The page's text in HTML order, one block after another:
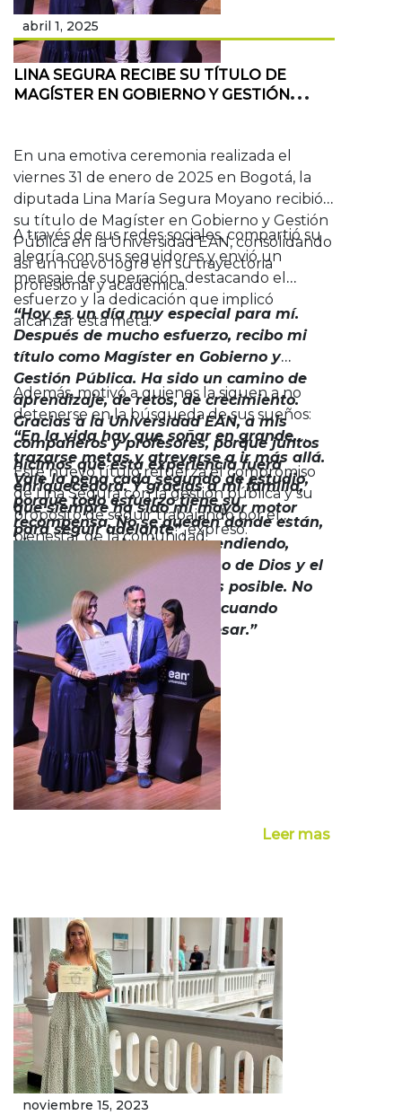
abril 1, 2025
LINA SEGURA RECIBE SU TÍTULO DE
MAGÍSTER EN GOBIERNO Y GESTIÓN
En una emotiva ceremonia realizada el
viernes 31 de enero de 2025 en Bogotá, la
diputada Lina María Segura Moyano recibió
su título de Magíster en Gobierno y Gestión
Pública en la Universidad EAN, consolidando
así un nuevo logro en su trayectoria
profesional y académica.
A través de sus redes sociales, compartió su
alegría con sus seguidores y envió un
mensaje de superación, destacando el
esfuerzo y la dedicación que implicó
alcanzar esta meta.
“Hoy es un día muy especial para mí.
Después de mucho esfuerzo, recibo mi
título como Magíster en Gobierno y
Gestión Pública. Ha sido un camino de
aprendizaje, de retos, de crecimiento.
Gracias a la Universidad EAN, a mis
compañeros y profesores, porque juntos
hicimos que esta experiencia fuera
enriquecedora. Y gracias a mi familia,
que siempre ha sido mi mayor motor
para seguir adelante”, expresó.
Además, motivó a quienes la siguen a no
detenerse en la búsqueda de sus sueños:
“En la vida hay que soñar en grande,
trazarse metas y atreverse a ir más allá.
Vale la pena cada segundo de estudio,
porque todo esfuerzo tiene su
recompensa. No se queden donde están,
sigan creciendo, sigan aprendiendo,
sigan soñando. Con la mano de Dios y el
apoyo de la familia, todo es posible. No
hay excusas para avanzar cuando
realmente se quiere progresar.”
Este nuevo título refuerza el compromiso
de Lina Segura con la gestión pública y su
propósito de seguir trabajando por el
bienestar de la comunidad.
Leer mas
noviembre 15, 2023